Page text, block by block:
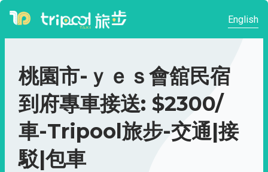
English
桃園市-ｙｅｓ會舘民宿
到府專車接送: $2300/
車-Tripool旅步-交通|接
駁|包車